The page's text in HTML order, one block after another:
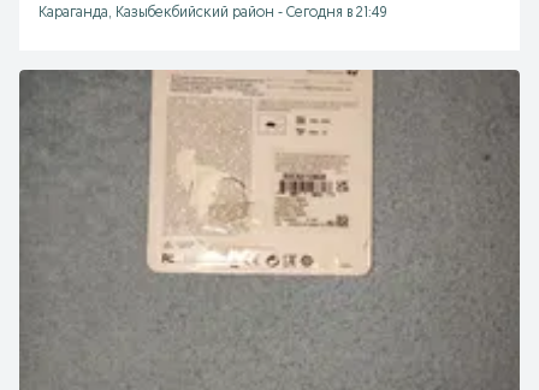
Караганда, Казыбекбийский район - Сегодня в 21:49